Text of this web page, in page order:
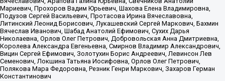
Мариевич, Прохоров Вадим Юрьевич, Шахова Елена Владимировна,
Подузов Сергей Васильевич, Протасова Ирина Вячеславовна,
Литинский Леонид Борисович, Лукашевский Сергей Маркович, Бахмин
Вячеслав Иванович, Шабад Анатолий Ефимович, Сухих Дарья
Николаевна, Орлов Олег Петрович, Добровольская Анна Дмитриевна,
Королева Александра Евгеньевна, Смирнов Владимир Александрович,
Вицин Сергей Ефимович, Золотухин Борис Андреевич, Левинсон Лев
Семенович, Локшина Татьяна Иосифовна, Орлов Олег Петрович,
Полякова Мара Федоровна, Резник Генри Маркович, Захаров Герман
Константинович